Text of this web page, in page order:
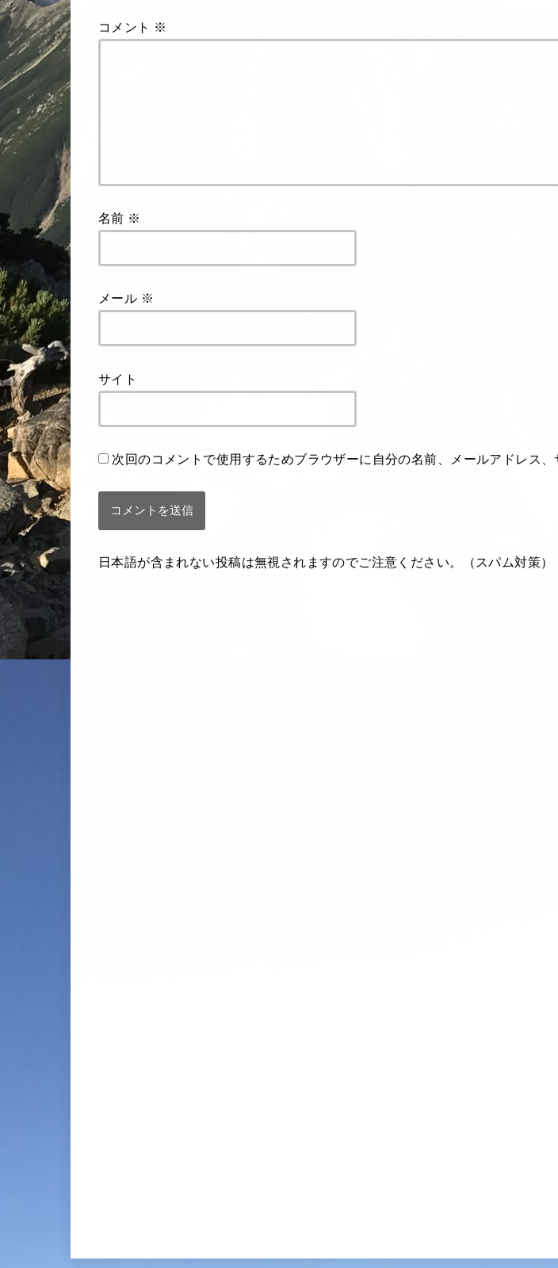
コメント ※
名前 ※
メール ※
サイト
次回のコメントで使用するためブラウザーに自分の名前、メールアドレス、
日本語が含まれない投稿は無視されますのでご注意ください。（スパム対策）